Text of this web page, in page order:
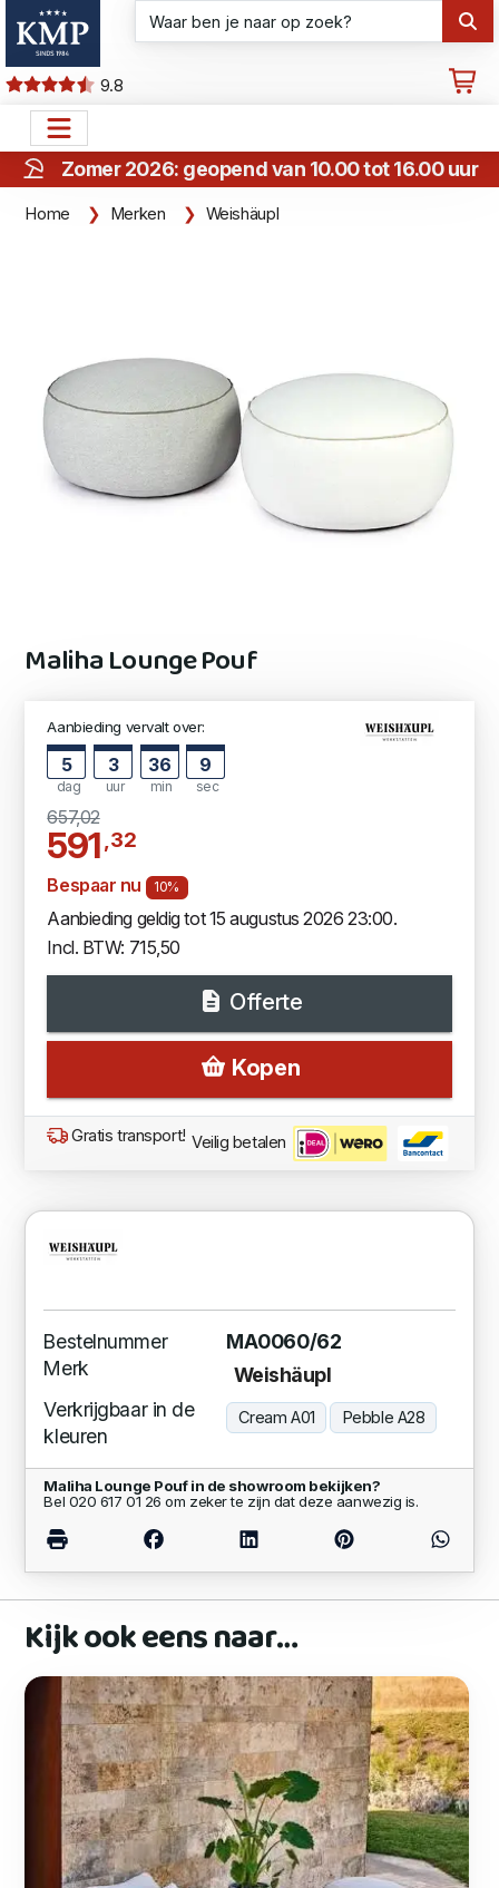
9.8
Zomer 2026: geopend van 10.00 tot 16.00 uur
Home Merken Weishäupl
Maliha Lounge Pouf
Aanbieding vervalt over:
5
dag
3
uur
36
min
9
sec
657,02
591,32
Bespaar nu 10%
Aanbieding geldig tot 15 augustus 2026 23:00.
Incl. BTW: 715,50
Offerte
Kopen
Gratis transport! Veilig betalen
Bestelnummer
MA0060/62
Merk
Weishäupl
Verkrijgbaar in de
kleuren
Cream A01 Pebble A28
Maliha Lounge Pouf in de showroom bekijken?
Bel 020 617 01 26 om zeker te zijn dat deze aanwezig is.
Kijk ook eens naar…